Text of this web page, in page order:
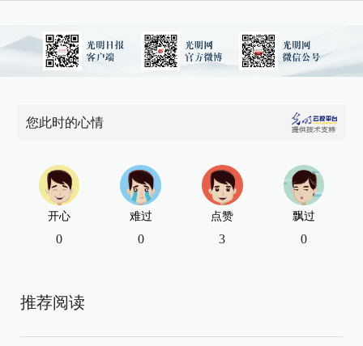
您此时的心情
开心
0
难过
0
点赞
3
飘过
0
推荐阅读